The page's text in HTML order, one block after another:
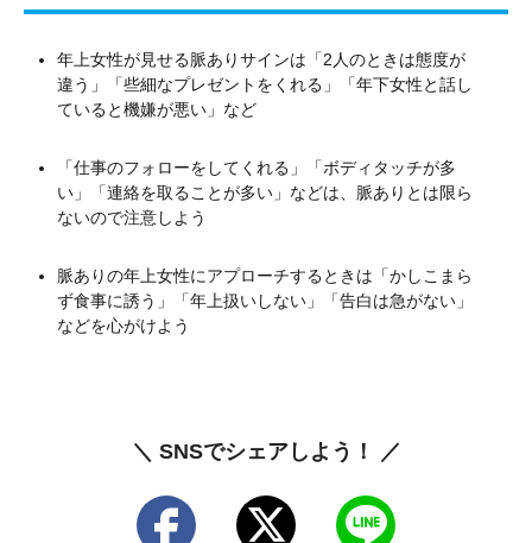
年上女性が見せる脈ありサインは「2人のときは態度が
違う」「些細なプレゼントをくれる」「年下女性と話し
ていると機嫌が悪い」など
「仕事のフォローをしてくれる」「ボディタッチが多
い」「連絡を取ることが多い」などは、脈ありとは限ら
ないので注意しよう
脈ありの年上女性にアプローチするときは「かしこまら
ず食事に誘う」「年上扱いしない」「告白は急がない」
などを心がけよう
＼ SNSでシェアしよう！ ／